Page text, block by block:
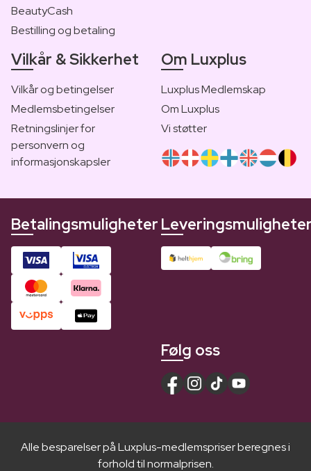
BeautyCash
Bestilling og betaling
Vilkår & Sikkerhet
Vilkår og betingelser
Medlemsbetingelser
Retningslinjer for
personvern og
informasjonskapsler
Om Luxplus
Luxplus Medlemskap
Om Luxplus
Vi støtter
Betalingsmuligheter
Følg oss
Alle besparelser på Luxplus-medlemspriser beregnes i
forhold til normalprisen.